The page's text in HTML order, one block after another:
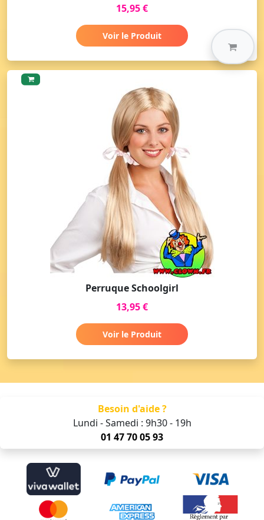
15,95 €
Voir le Produit
Perruque Schoolgirl
13,95 €
Voir le Produit
Besoin d'aide ?
Lundi - Samedi : 9h30 - 19h
01 47 70 05 93